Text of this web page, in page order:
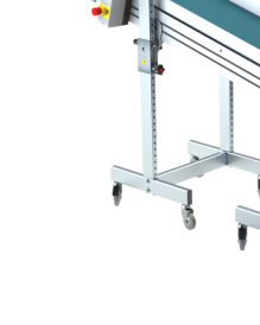
zincato, piedini di
PU superficie blue
Trasmissione
diretta in traino
asincrono trifase